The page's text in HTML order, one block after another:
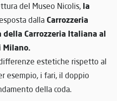
del Museo Nicolis, la
dalla Carrozzeria
della Carrozzeria Italiana al
Milano.
estetiche rispetto al
esempio, i fari, il doppio
della coda.